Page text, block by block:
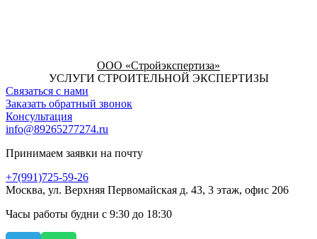
ООО «Стройэкспертиза»
УСЛУГИ СТРОИТЕЛЬНОЙ ЭКСПЕРТИЗЫ
Связаться с нами
Заказать обратный звонок
Консультация
info@89265277274.ru
Принимаем заявки на почту
+7(991)725-59-26
Москва, ул. Верхняя Первомайская д. 43, 3 этаж, офис 206
Часы работы будни с 9:30 до 18:30